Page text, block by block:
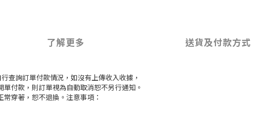
了解更多 送貨及付款方式
查詢訂單付款情況，如沒有上傳收入收據，
付款，則訂單視為自動取消恕不另行通知。
穿著，恕不退換。注意事項：